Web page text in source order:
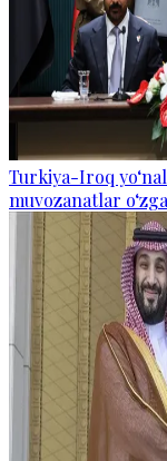
Turkiya-Iroq
muvozanatlar